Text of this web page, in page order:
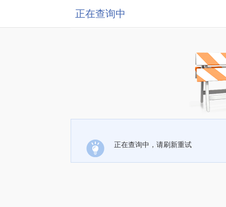
正在查询中
正在查询中，请刷新重试